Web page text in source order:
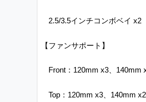
2.5/3.5インチコンボベイ x2
【ファンサポート】
Front：120mm x3、140mm
Top：120mm x3、140mm x2